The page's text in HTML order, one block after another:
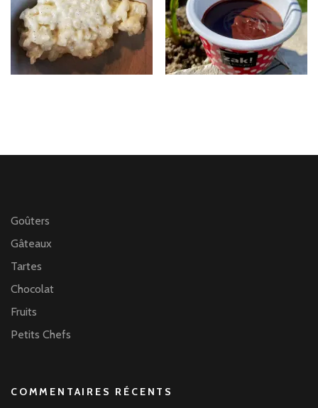
Goûters
Gâteaux
Tartes
Chocolat
Fruits
Petits Chefs
COMMENTAIRES RÉCENTS